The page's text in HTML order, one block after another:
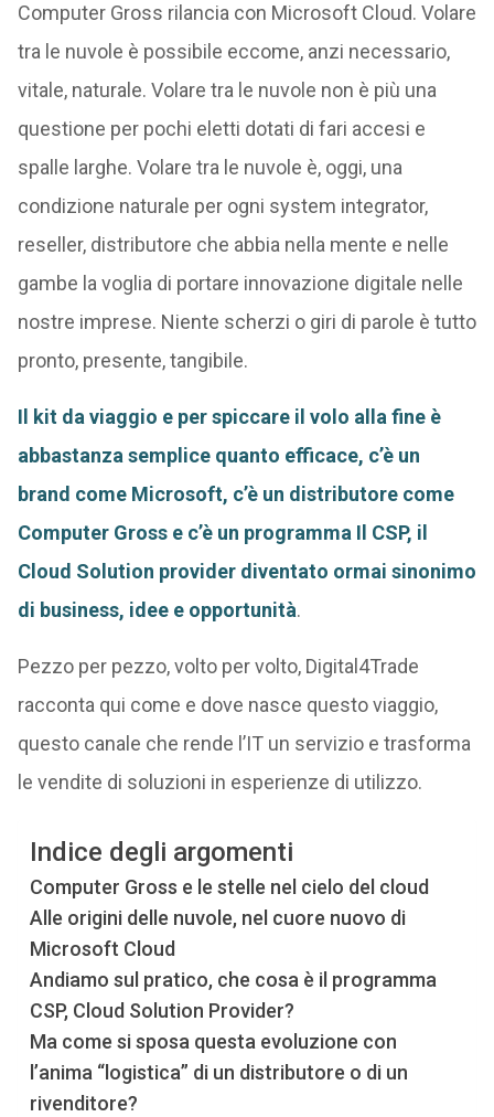
Computer Gross rilancia con Microsoft Cloud. Volare
tra le nuvole è possibile eccome, anzi necessario,
vitale, naturale. Volare tra le nuvole non è più una
questione per pochi eletti dotati di fari accesi e
spalle larghe. Volare tra le nuvole è, oggi, una
condizione naturale per ogni system integrator,
reseller, distributore che abbia nella mente e nelle
gambe la voglia di portare innovazione digitale nelle
nostre imprese. Niente scherzi o giri di parole è tutto
pronto, presente, tangibile.
Il kit da viaggio e per spiccare il volo alla fine è
abbastanza semplice quanto efficace, c’è un
brand come Microsoft, c’è un distributore come
Computer Gross e c’è un programma Il CSP, il
Cloud Solution provider diventato ormai sinonimo
di business, idee e opportunità.
Pezzo per pezzo, volto per volto, Digital4Trade
racconta qui come e dove nasce questo viaggio,
questo canale che rende l’IT un servizio e trasforma
le vendite di soluzioni in esperienze di utilizzo.
Indice degli argomenti
Computer Gross e le stelle nel cielo del cloud
Alle origini delle nuvole, nel cuore nuovo di
Microsoft Cloud
Andiamo sul pratico, che cosa è il programma
CSP, Cloud Solution Provider?
Ma come si sposa questa evoluzione con
l’anima “logistica” di un distributore o di un
rivenditore?